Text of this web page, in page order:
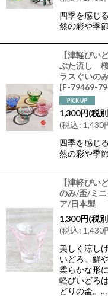
四季を感じ
然の彩や季
【津軽び
ぶた流し
ラスぐい
[F-79469-
1,300円(税
(税込: 1,430
四季を感じ
然の彩や季
【津軽び
のみ/盃/ミ
ア/日本製
1,300円(税
(税込: 1,430
美しく涼し
いどろ。鮮
柔らかな形
軽びいどろ
どりの盃。…